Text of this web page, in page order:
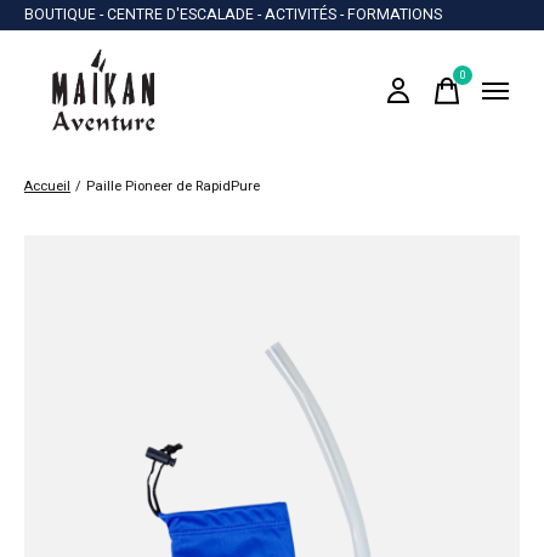
BOUTIQUE - CENTRE D'ESCALADE - ACTIVITÉS - FORMATIONS
0items
Accueil / Paille Pioneer de RapidPure